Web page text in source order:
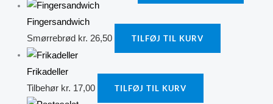
Fingersandwich
Smørrebrød kr. 26,50 TILFØJ TIL KURV
Frikadeller
Tilbehør kr. 17,00 TILFØJ TIL KURV